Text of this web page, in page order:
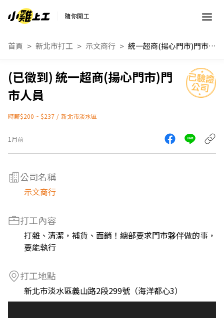
隨你開工
首頁 新北市打工 示文商行 統一超商(揚心門市)門市人員
統一超商(揚心門市)門
市人員
時薪$200 ~ $237 / 新北市淡水區
1月前
公司名稱
示文商行
打工內容
打雜、清潔，補貨、面銷！總部要求門市夥伴做的事，
要能執行
打工地點
新北市淡水區義山路2段299號（海洋都心3）